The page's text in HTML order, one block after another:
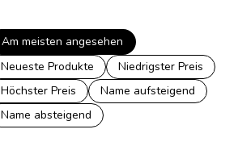
Am meisten angesehen
Neueste Produkte
Niedrigster Preis
Höchster Preis
Name aufsteigend
Name absteigend